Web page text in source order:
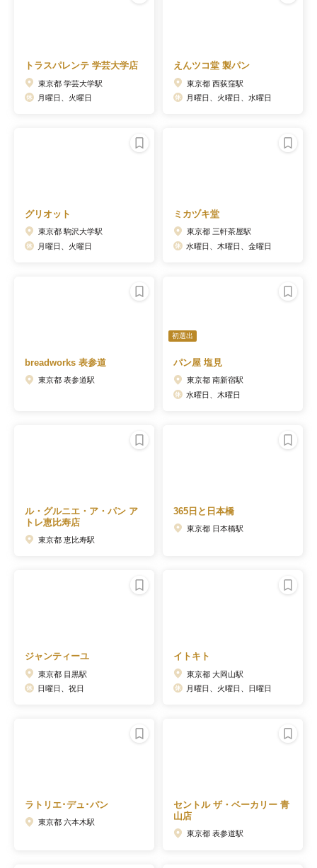
トラスパレンテ 学芸大学店
東京都 学芸大学駅
月曜日、火曜日
えんツコ堂 製パン
東京都 西荻窪駅
月曜日、火曜日、水曜日
グリオット
東京都 駒沢大学駅
月曜日、火曜日
ミカヅキ堂
東京都 三軒茶屋駅
水曜日、木曜日、金曜日
breadworks 表参道
東京都 表参道駅
初選出
パン屋 塩見
東京都 南新宿駅
水曜日、木曜日
ル・グルニエ・ア・パン ア
トレ恵比寿店
東京都 恵比寿駅
365日と日本橋
東京都 日本橋駅
ジャンティーユ
東京都 目黒駅
日曜日、祝日
イトキト
東京都 大岡山駅
月曜日、火曜日、日曜日
ラトリエ･デュ･パン
東京都 六本木駅
セントル ザ・ベーカリー 青
山店
東京都 表参道駅